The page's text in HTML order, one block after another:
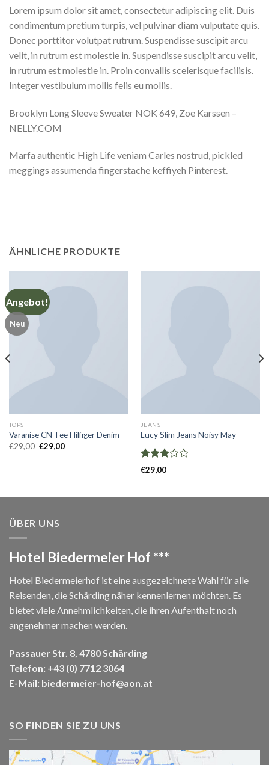
Lorem ipsum dolor sit amet, consectetur adipiscing elit. Duis
condimentum pretium turpis, vel pulvinar diam vulputate quis.
Donec porttitor volutpat rutrum. Suspendisse suscipit arcu
velit, in rutrum est molestie in. Suspendisse suscipit arcu velit,
in rutrum est molestie in. Proin convallis scelerisque facilisis.
Integer vestibulum mollis felis eu mollis.
Brooklyn Long Sleeve Sweater NOK 649, Zoe Karssen –
NELLY.COM
Marfa authentic High Life veniam Carles nostrud, pickled
meggings assumenda fingerstache keffiyeh Pinterest.
ÄHNLICHE PRODUKTE
Angebot!
Neu
TOPS
Varanise CN Tee Hilfiger Denim
€29,00 Ursprünglicher
Preis
€29,00Aktueller
JEANS
Lucy Slim Jeans Noisy May
Bewertet
von 5
€29,00
ÜBER UNS
Hotel Biedermeier Hof ***
Hotel Biedermeierhof ist eine ausgezeichnete Wahl für alle
Reisenden, die Schärding näher kennenlernen möchten. Es
bietet viele Annehmlichkeiten, die ihren Aufenthalt noch
angenehmer machen werden.
Passauer Str. 8, 4780 Schärding
Telefon: +43 (0) 7712 3064
E-Mail: biedermeier-hof@aon.at
SO FINDEN SIE ZU UNS